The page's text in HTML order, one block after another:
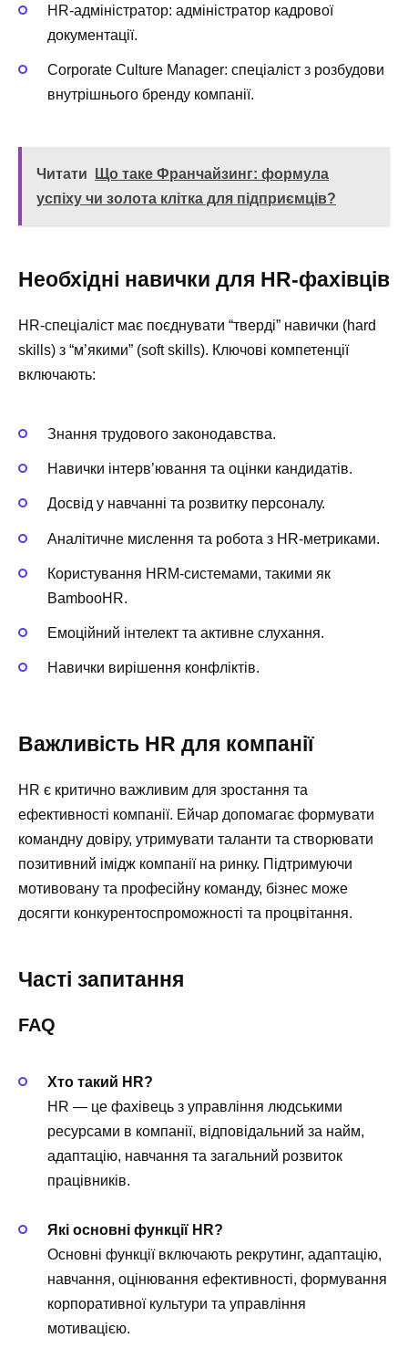
HR-адміністратор: адміністратор кадрової
документації.
Corporate Culture Manager: спеціаліст з розбудови
внутрішнього бренду компанії.
Читати
Що таке Франчайзинг: формула
успіху чи золота клітка для підприємців?
Необхідні навички для HR-фахівців
HR-спеціаліст має поєднувати “тверді” навички (hard
skills) з “м’якими” (soft skills). Ключові компетенції
включають:
Знання трудового законодавства.
Навички інтерв’ювання та оцінки кандидатів.
Досвід у навчанні та розвитку персоналу.
Аналітичне мислення та робота з HR-метриками.
Користування HRM-системами, такими як
BambooHR.
Емоційний інтелект та активне слухання.
Навички вирішення конфліктів.
Важливість HR для компанії
HR є критично важливим для зростання та
ефективності компанії. Ейчар допомагає формувати
командну довіру, утримувати таланти та створювати
позитивний імідж компанії на ринку. Підтримуючи
мотивовану та професійну команду, бізнес може
досягти конкурентоспроможності та процвітання.
Часті запитання
FAQ
Хто такий HR?
HR — це фахівець з управління людськими
ресурсами в компанії, відповідальний за найм,
адаптацію, навчання та загальний розвиток
працівників.
Які основні функції HR?
Основні функції включають рекрутинг, адаптацію,
навчання, оцінювання ефективності, формування
корпоративної культури та управління
мотивацією.